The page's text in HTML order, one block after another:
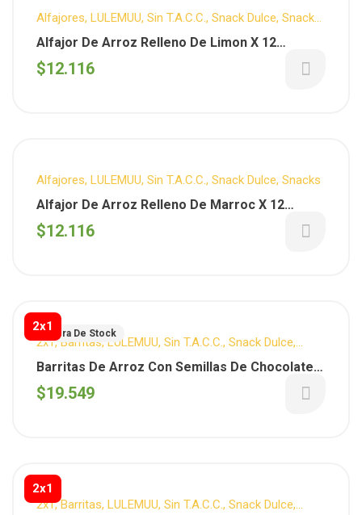
Alfajores, LULEMUU, Sin T.A.C.C. , Snack Dulce, Snacks
Vuelta al cole
Alfajor De Arroz Relleno De Limon X 12
Unidades ( Lulemuu )
$12.116
Alfajores, LULEMUU, Sin T.A.C.C. , Snack Dulce, Snacks
Alfajor De Arroz Relleno De Marroc X 12
$12.116
2x1Fuera De Stock
2x1,Barritas, LULEMUU, Sin T.A.C.C. , Snack Dulce,
Verano,Vuelta al cole
Barritas De Arroz Con Semillas De Chocolate
Negro x 20 Unidades (Lulemuu)
$19.549
2x1
2x1,Barritas, LULEMUU, Sin T.A.C.C. , Snack Dulce,